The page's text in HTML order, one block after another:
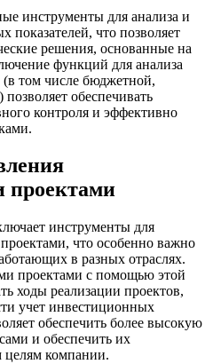
инструменты для анализа и
что позволяет
решения, основанные на
функций для анализа
(в том числе бюджетной,
обеспечивать
контроля и эффективно
проектами
инструменты для
что особенно важно
в разных отраслях.
проектами с помощью этой
ходы реализации проектов,
учет инвестиционных
обеспечить более высокую
и обеспечить их
целям компании.